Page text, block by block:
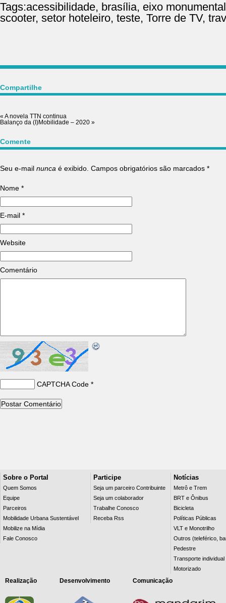
Tags:acessibilidade, brasília, eixo monumental
scooter, setor hoteleiro, teste, Torre de TV,
Compartilhe
« A novela TTN continua
Balanço da (I)Mobilidade – 2020 »
Comente
Seu e-mail nunca é exibido. Campos obrigatórios são marcados *
Nome *
E-mail *
Website
Comentário
CAPTCHA Code *
Sobre o Portal
Quem Somos
Equipe
Parceiros
Mobilidade Urbana Sustentável
Mobilize na Mídia
Fale Conosco
Participe
Seja um parceiro Contribuinte
Seja um colaborador
Trabalhe Conosco
Receba Rss
Notícias
Metrô e Trem
BRT e Ônibus
Bicicleta
Políticas Públicas
VLT e Monotrilho
Outros (teleférico,
Pedestre
Transporte individual
Motorizado
Realização Desenvolvimento Comunicação